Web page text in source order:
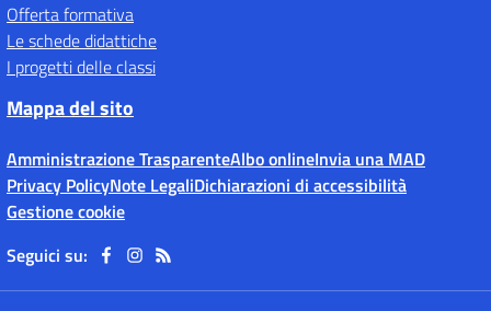
Offerta formativa
Le schede didattiche
I progetti delle classi
Mappa del sito
Amministrazione TrasparenteAlbo onlineInvia una MAD
Privacy PolicyNote LegaliDichiarazioni di accessibilità
Gestione cookie
Seguici su: